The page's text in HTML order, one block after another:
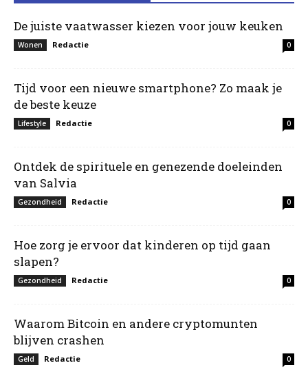
De juiste vaatwasser kiezen voor jouw keuken
Wonen Redactie 0
Tijd voor een nieuwe smartphone? Zo maak je
de beste keuze
Lifestyle Redactie 0
Ontdek de spirituele en genezende doeleinden
van Salvia
Gezondheid Redactie 0
Hoe zorg je ervoor dat kinderen op tijd gaan
slapen?
Gezondheid Redactie 0
Waarom Bitcoin en andere cryptomunten
blijven crashen
Geld Redactie 0